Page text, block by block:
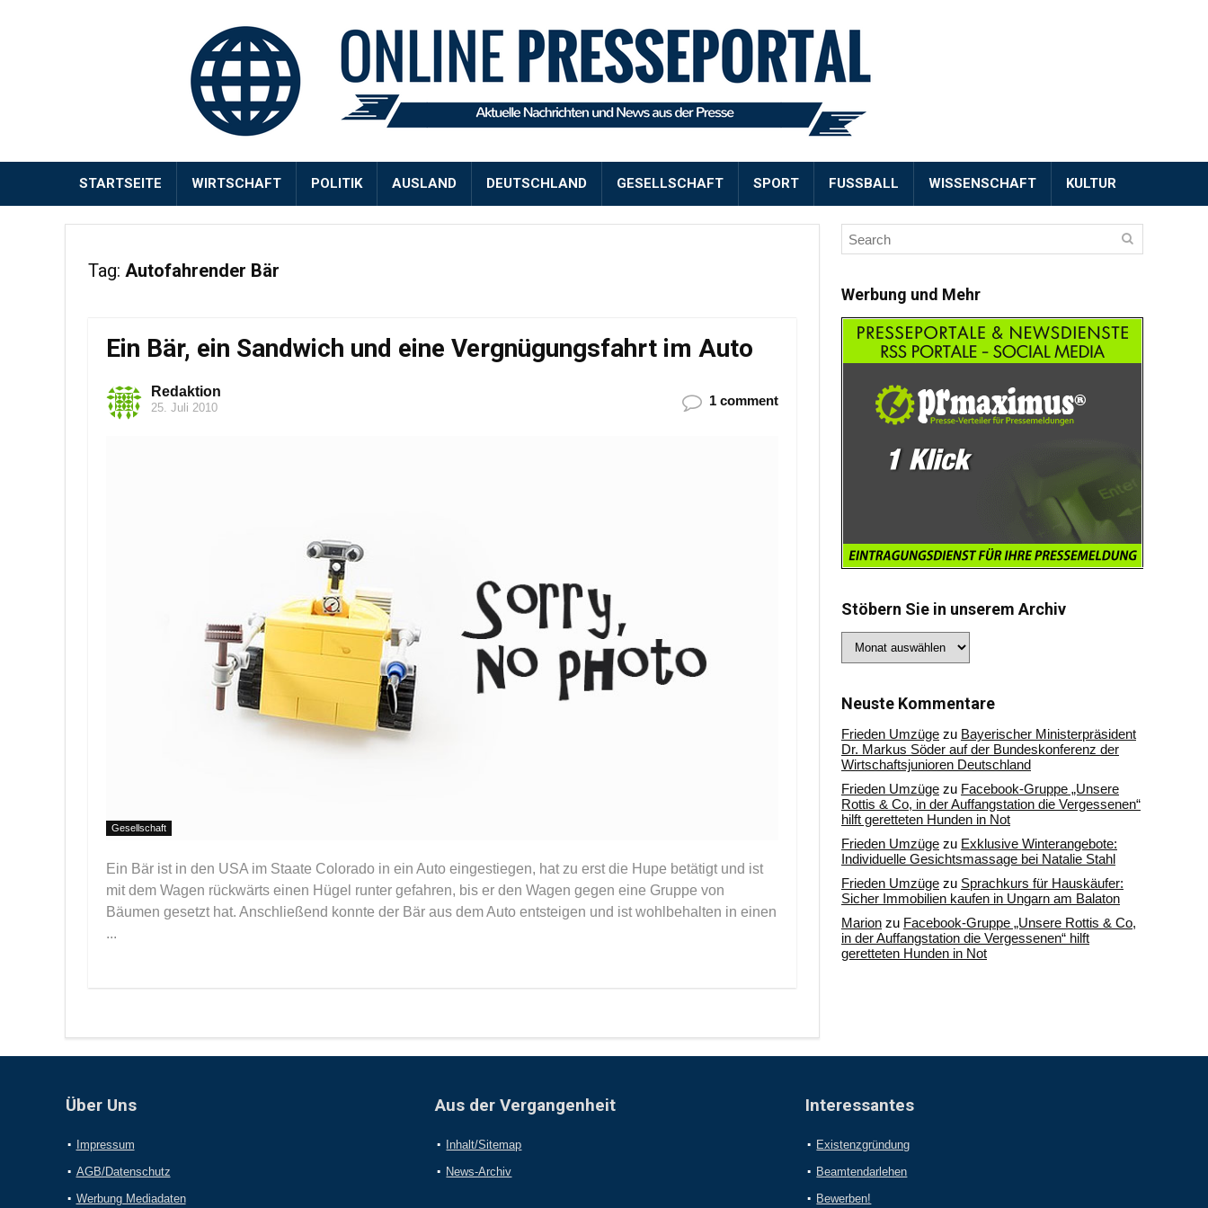
STARTSEITE WIRTSCHAFT POLITIK AUSLAND DEUTSCHLAND GESELLSCHAFT SPORT FUSSBALL WISSENSCHAFT KULTUR
Tag: Autofahrender Bär
Ein Bär, ein Sandwich und eine Vergnügungsfahrt im Auto
Redaktion
25. Juli 2010 1 comment
Gesellschaft
Ein Bär ist in den USA im Staate Colorado in ein Auto eingestiegen, hat zu erst die Hupe betätigt und ist
mit dem Wagen rückwärts einen Hügel runter gefahren, bis er den Wagen gegen eine Gruppe von
Bäumen gesetzt hat. Anschließend konnte der Bär aus dem Auto entsteigen und ist wohlbehalten in einen
...
Werbung und Mehr
Stöbern Sie in unserem Archiv
Sie
Archiv
Neuste Kommentare
Frieden Umzüge zu Bayerischer Ministerpräsident
Dr. Markus Söder auf der Bundeskonferenz der
Wirtschaftsjunioren Deutschland
Frieden Umzüge zu Facebook-Gruppe „Unsere
Rottis & Co, in der Auffangstation die Vergessenen“
hilft geretteten Hunden in Not
Frieden Umzüge zu Exklusive Winterangebote:
Individuelle Gesichtsmassage bei Natalie Stahl
Frieden Umzüge zu Sprachkurs für Hauskäufer:
Sicher Immobilien kaufen in Ungarn am Balaton
Marion zu Facebook-Gruppe „Unsere Rottis & Co,
in der Auffangstation die Vergessenen“ hilft
geretteten Hunden in Not
Über Uns
Impressum
AGB/Datenschutz
Werbung Mediadaten
Aus der Vergangenheit
Inhalt/Sitemap
News-Archiv
Interessantes
Existenzgründung
Beamtendarlehen
Bewerben!